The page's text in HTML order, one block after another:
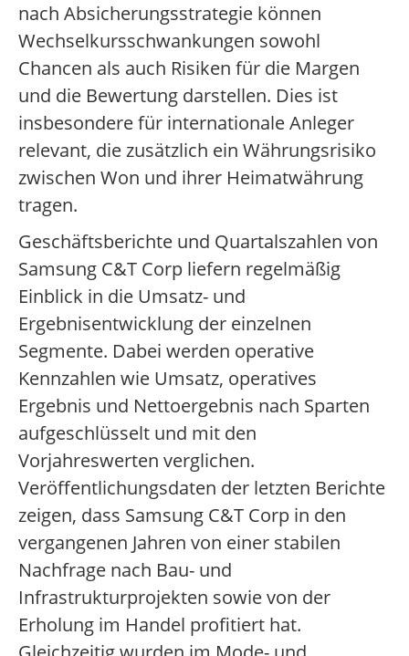
nach Absicherungsstrategie können
Wechselkursschwankungen sowohl
Chancen als auch Risiken für die Margen
und die Bewertung darstellen. Dies ist
insbesondere für internationale Anleger
relevant, die zusätzlich ein Währungsrisiko
zwischen Won und ihrer Heimatwährung
tragen.
Geschäftsberichte und Quartalszahlen von
Samsung C&T Corp liefern regelmäßig
Einblick in die Umsatz- und
Ergebnisentwicklung der einzelnen
Segmente. Dabei werden operative
Kennzahlen wie Umsatz, operatives
Ergebnis und Nettoergebnis nach Sparten
aufgeschlüsselt und mit den
Vorjahreswerten verglichen.
Veröffentlichungsdaten der letzten Berichte
zeigen, dass Samsung C&T Corp in den
vergangenen Jahren von einer stabilen
Nachfrage nach Bau- und
Infrastrukturprojekten sowie von der
Erholung im Handel profitiert hat.